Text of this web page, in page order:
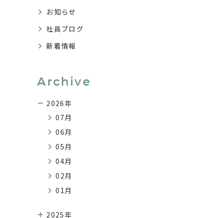
お知らせ
社員ブログ
新着情報
Archive
2026年
07月
06月
05月
04月
02月
01月
2025年